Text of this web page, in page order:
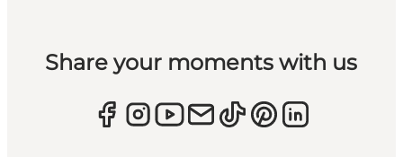
Share your moments with us